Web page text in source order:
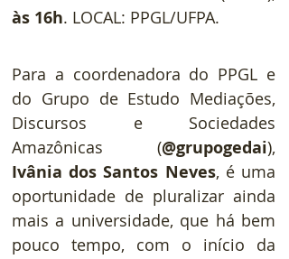
às 16h. LOCAL: PPGL/UFPA.
Para a coordenadora do PPGL e
do Grupo de Estudo Mediações,
Discursos e Sociedades
Amazônicas (@grupogedai
Ivânia dos Santos Neves, é uma
oportunidade de pluralizar ainda
mais a universidade, que há bem
pouco tempo, com o início da